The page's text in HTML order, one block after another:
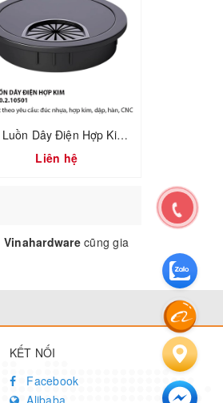
Nắp Luồn Dây Điện Hợp Kim Đúc Sơn Đen – Mã 2800.2.10501
Liên hệ
Vinahardwarecũng gia
KẾT NỐI
Facebook